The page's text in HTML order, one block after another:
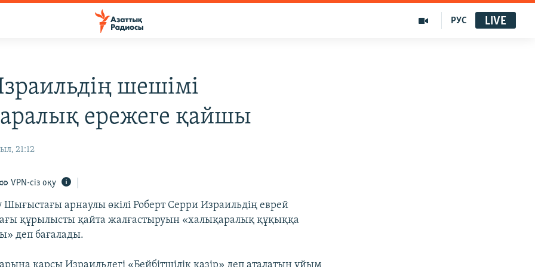
РУС LIVE
шешімі
ережеге қайшы
21:12
VPN-сіз оқу
арнаулы өкілі Роберт Серри Израильдің еврей
құрылысты қайта жалғастыруын «халықаралық құқыққа
деп бағалады.